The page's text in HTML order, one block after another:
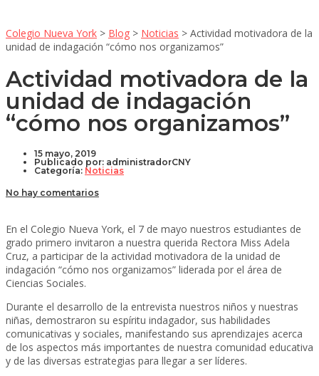
Colegio Nueva York > Blog > Noticias > Actividad motivadora de la
unidad de indagación “cómo nos organizamos”
Actividad motivadora de la
unidad de indagación
“cómo nos organizamos”
15 mayo, 2019
Publicado por: administradorCNY
Categoría: Noticias
No hay comentarios
En el Colegio Nueva York, el 7 de mayo nuestros estudiantes de
grado primero invitaron a nuestra querida Rectora Miss Adela
Cruz, a participar de la actividad motivadora de la unidad de
indagación “cómo nos organizamos” liderada por el área de
Ciencias Sociales.
Durante el desarrollo de la entrevista nuestros niños y nuestras
niñas, demostraron su espíritu indagador, sus habilidades
comunicativas y sociales, manifestando sus aprendizajes acerca
de los aspectos más importantes de nuestra comunidad educativa
y de las diversas estrategias para llegar a ser líderes.